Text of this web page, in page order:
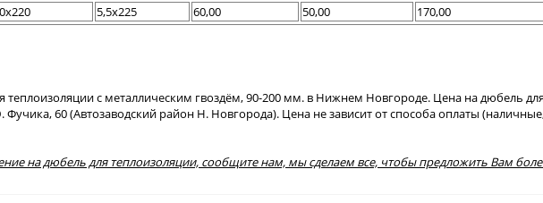
5,5x225 60,00 50,00 170,00
с металлическим гвоздём, 90-200 мм. в Нижнем Новгороде. Цена на дюбель
Фучика, 60 (Автозаводский район Н. Новгорода). Цена не зависит от способа оплаты
на дюбель для теплоизоляции, сообщите нам, мы сделаем все, чтобы предложить Вам